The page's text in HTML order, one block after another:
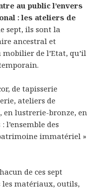
au public l’envers
: les ateliers de
sept, ils sont la
ancestral et
de l’Etat, qu’il
de tapisserie
ateliers de
en lustrerie-bronze, en
l’ensemble des
immatériel »
de ces sept
les matériaux, outils,